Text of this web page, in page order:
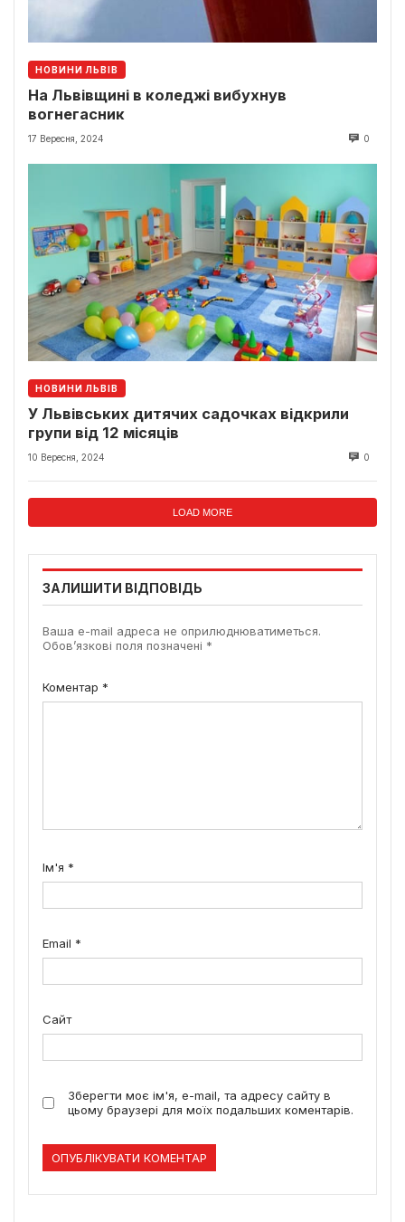
НОВИНИ ЛЬВІВ
На Львівщині в коледжі вибухнув
вогнегасник
17 Вересня, 2024 0
НОВИНИ ЛЬВІВ
У Львівських дитячих садочках відкрили
групи від 12 місяців
10 Вересня, 2024 0
LOAD MORE
ЗАЛИШИТИ ВІДПОВІДЬ
Ваша e-mail адреса не оприлюднюватиметься.
Обов’язкові поля позначені *
Коментар *
Ім'я *
Email *
Сайт
Зберегти моє ім'я, e-mail, та адресу сайту в
цьому браузері для моїх подальших коментарів.